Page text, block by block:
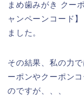
まめ歯みがき クー
ャンペーンコード
ました。
その結果、私の力
ーポンやクーポン
のですが、、、